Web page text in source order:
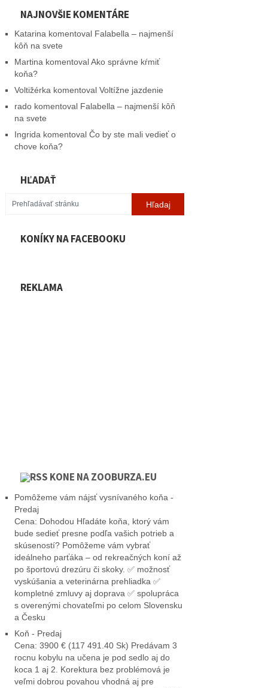
NAJNOVŠIE KOMENTÁRE
Katarina komentoval Falabella – najmenší
kôň na svete
Martina komentovalAko správne kŕmiť
koňa?
Voltižérka komentoval Voltížne jazdenie
radokomentoval Falabella – najmenší kôň
na svete
Ingrida komentoval Čo by ste mali vedieť o
chove koňa?
HĽADAŤ
KONÍKY NA FACEBOOKU
REKLAMA
KONE NA ZOOBURZA.EU
Pomôžeme vám nájsť vysnívaného koňa -
Predaj
Cena: Dohodou Hľadáte koňa, ktorý vám
bude sedieť presne podľa vašich potrieb a
skúseností? Pomôžeme vám vybrať
ideálneho parťáka – od rekreačných koní až
po športovú drezúru či skoky. ✅ možnosť
vyskúšania a veterinárna prehliadka ✅
kompletné zmluvy aj doprava ✅ spolupráca
s overenými chovateľmi po celom Slovensku
a Česku
Koň - Predaj
Cena: 3900 € (117 491.40 Sk) Predávam 3
rocnu kobylu na učena je pod sedlo aj do
koca 1 aj 2. Korektura bez problémová je
veľmi dobrou povahou vhodná aj pre